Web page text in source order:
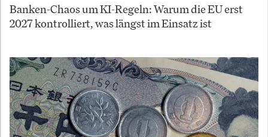
Banken-Chaos um KI-Regeln: Warum die EU erst
2027 kontrolliert, was längst im Einsatz ist